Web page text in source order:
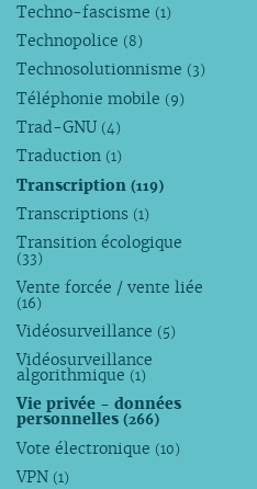
Techno-fascisme (1)
Technopolice (8)
Technosolutionnisme (3)
Téléphonie mobile (9)
Trad-GNU (4)
Traduction (1)
Transcription(119)
Transcriptions (1)
Transition écologique
(33)
Vente forcée / vente liée
(16)
Vidéosurveillance (5)
Vidéosurveillance
algorithmique (1)
Vie privée - données
personnelles(266)
Vote électronique (10)
VPN (1)